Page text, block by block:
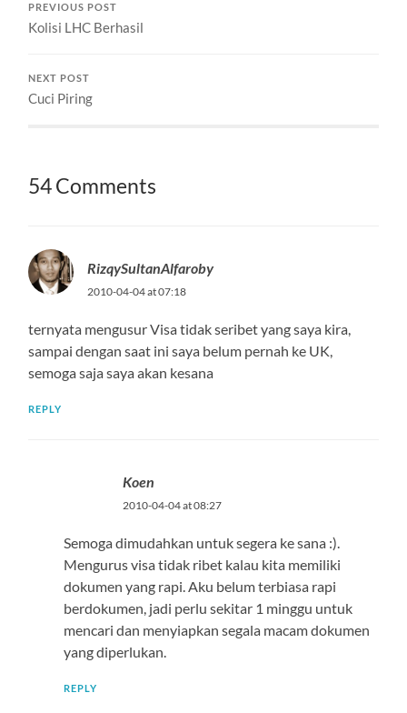
PREVIOUS POST
Kolisi LHC Berhasil
NEXT POST
Cuci Piring
54 Comments
RizqySultanAlfaroby
2010-04-04 at 07:18
ternyata mengusur Visa tidak seribet yang saya kira,
sampai dengan saat ini saya belum pernah ke UK,
semoga saja saya akan kesana
REPLY
Koen
2010-04-04 at 08:27
Semoga dimudahkan untuk segera ke sana :).
Mengurus visa tidak ribet kalau kita memiliki
dokumen yang rapi. Aku belum terbiasa rapi
berdokumen, jadi perlu sekitar 1 minggu untuk
mencari dan menyiapkan segala macam dokumen
yang diperlukan.
REPLY